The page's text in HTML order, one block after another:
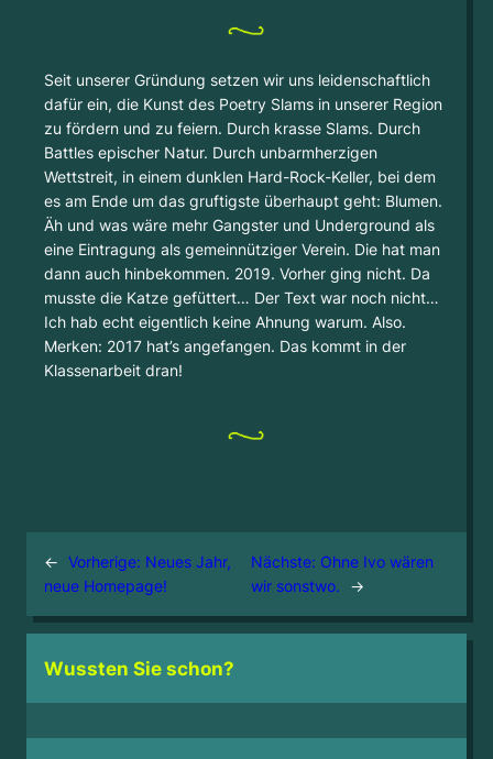
Seit unserer Gründung setzen wir uns leidenschaftlich
dafür ein, die Kunst des Poetry Slams in unserer Region
zu fördern und zu feiern. Durch krasse Slams. Durch
Battles epischer Natur. Durch unbarmherzigen
Wettstreit, in einem dunklen Hard-Rock-Keller, bei dem
es am Ende um das gruftigste überhaupt geht: Blumen.
Äh und was wäre mehr Gangster und Underground als
eine Eintragung als gemeinnütziger Verein. Die hat man
dann auch hinbekommen. 2019. Vorher ging nicht. Da
musste die Katze gefüttert… Der Text war noch nicht…
Ich hab echt eigentlich keine Ahnung warum. Also.
Merken: 2017 hat’s angefangen. Das kommt in der
Klassenarbeit dran!
← Vorherige: Neues Jahr,
neue Homepage!
Nächste: Ohne Ivo wären
wir sonstwo.
→
Wussten Sie schon?